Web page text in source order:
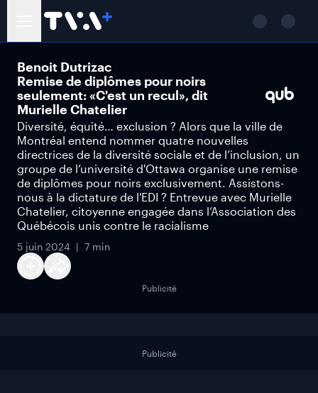
Benoit Dutrizac
Remise de diplômes pour noirs
seulement: «C'est un recul», dit
Murielle Chatelier
Diversité, équité… exclusion ? Alors que la ville de
Montréal entend nommer quatre nouvelles
directrices de la diversité sociale et de l’inclusion, un
groupe de l’université d'Ottawa organise une remise
de diplômes pour noirs exclusivement. Assistons-
nous à la dictature de l'EDI ? Entrevue avec Murielle
Chatelier, citoyenne engagée dans l’Association des
Québécois unis contre le racialisme
5 juin 2024 7 min
Publicité
Publicité